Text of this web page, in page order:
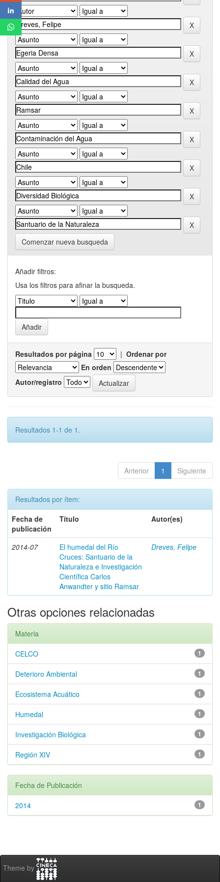
Comenzar nueva busqueda
Añadir filtros:
Usa los filtros para afinar la busqueda.
Resultados por página | Ordenar por
En orden
Autor/registro
Resultados 1-1 de 1.
Anterior 1 Siguiente
Resultados por ítem:
Fecha de
publicación
Título Autor(es)
2014-07
El humedal del Río
Cruces: Santuario de la
Naturaleza e Investigación
Científica Carlos
Anwandter y sitio Ramsar
Dreves, Felipe
Otras opciones relacionadas
Materia
1
CELCO
1
Deterioro Ambiental
1
Ecosistema Acuático
1
Humedal
1
Investigación Biológica
1
Región XIV
Fecha de Publicación
1
2014
Theme by